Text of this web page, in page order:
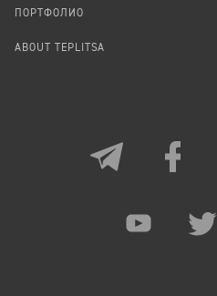
ПОРТФОЛИО
ABOUT TEPLITSA